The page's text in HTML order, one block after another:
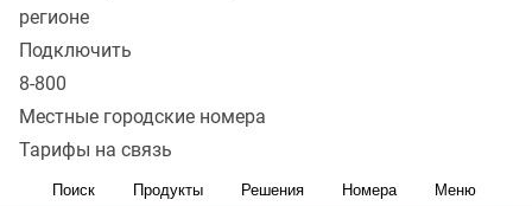
регионе
Подключить
8-800
Местные городские номера
Тарифы на связь
Поиск Продукты Решения Номера Меню
в итоге клиент уходит к конкуренту. А ваш бизнес
теряет прибыль.
Подключайте готовую интеграцию — специально
разработанное решение для объединения телефонии